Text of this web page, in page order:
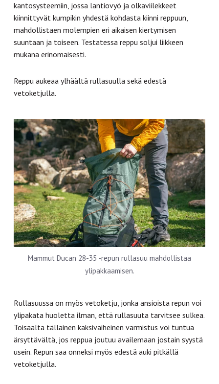
kantosysteemiin, jossa lantiovyö ja olkaviilekkeet
kiinnittyvät kumpikin yhdestä kohdasta kiinni reppuun,
mahdollistaen molempien eri aikaisen kiertymisen
suuntaan ja toiseen. Testatessa reppu soljui liikkeen
mukana erinomaisesti.
Reppu aukeaa ylhäältä rullasuulla sekä edestä
vetoketjulla.
Mammut Ducan 28-35 -repun rullasuu mahdollistaa
ylipakkaamisen.
Rullasuussa on myös vetoketju, jonka ansioista repun voi
ylipakata huoletta ilman, että rullasuuta tarvitsee sulkea.
Toisaalta tällainen kaksivaiheinen varmistus voi tuntua
ärsyttävältä, jos reppua joutuu availemaan jostain syystä
usein. Repun saa onneksi myös edestä auki pitkällä
vetoketjulla.